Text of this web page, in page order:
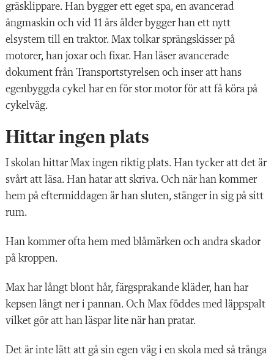
gräsklippare. Han bygger ett eget spa, en avancerad
ångmaskin och vid 11 års ålder bygger han ett nytt
elsystem till en traktor. Max tolkar sprängskisser på
motorer, han joxar och fixar. Han läser avancerade
dokument från Transportstyrelsen och inser att hans
egenbyggda cykel har en för stor motor för att få köra på
cykelväg.
Hittar ingen plats
I skolan hittar Max ingen riktig plats. Han tycker att det är
svårt att läsa. Han hatar att skriva. Och när han kommer
hem på eftermiddagen är han sluten, stänger in sig på sitt
rum.
Han kommer ofta hem med blåmärken och andra skador
på kroppen.
Max har långt blont hår, färgsprakande kläder, han har
kepsen långt ner i pannan. Och Max föddes med läppspalt
vilket gör att han läspar lite när han pratar.
Det är inte lätt att gå sin egen väg i en skola med så trånga